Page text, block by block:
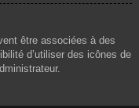
être associées à des
d’utiliser des icônes de